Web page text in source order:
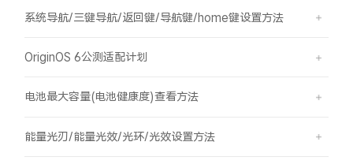
系统导航/三键导航/返回键/导航键/home键设置方法
OriginOS 6公测适配计划
电池最大容量(电池健康度)查看方法
能量光刃/能量光效/光环/光效设置方法